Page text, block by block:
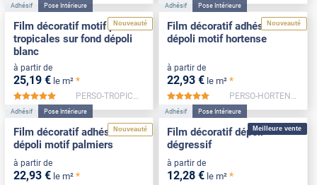
Nouveauté
Adhésif Pose Intérieure
Film décoratif motif plantes
tropicales sur fond dépoli
blanc
à partir de
25,19 € le m² *
*****
PERSO-TROPICALES-FV
Nouveauté
Adhésif Pose Intérieure
Film décoratif adhésif
dépoli motif hortense
à partir de
22,93 € le m² *
*****
PERSO-HORTENSE-FV
Nouveauté
Adhésif Pose Intérieure
Film décoratif adhésif
dépoli motif palmiers
à partir de
22,93 € le m² *
Meilleure vente
Adhésif Pose Intérieure
Film décoratif dépoli
dégressif
à partir de
12,28 € le m² *